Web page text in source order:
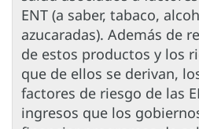
ENT (a saber, tabaco,
azucaradas). Además de
de estos productos y los
que de ellos se derivan,
factores de riesgo de las
ingresos que los